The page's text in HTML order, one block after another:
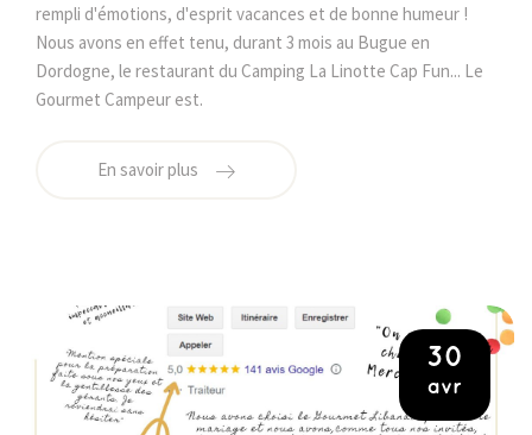
rempli d'émotions, d'esprit vacances et de bonne humeur !
Nous avons en effet tenu, durant 3 mois au Bugue en
Dordogne, le restaurant du Camping La Linotte Cap Fun... Le
Gourmet Campeur est.
En savoir plus
30
avr